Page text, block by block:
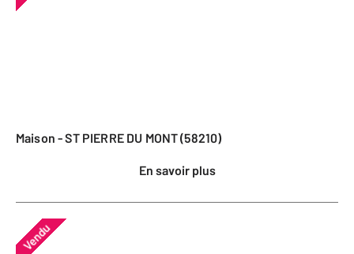
Maison - ST PIERRE DU MONT (58210)
En savoir plus
Vendu